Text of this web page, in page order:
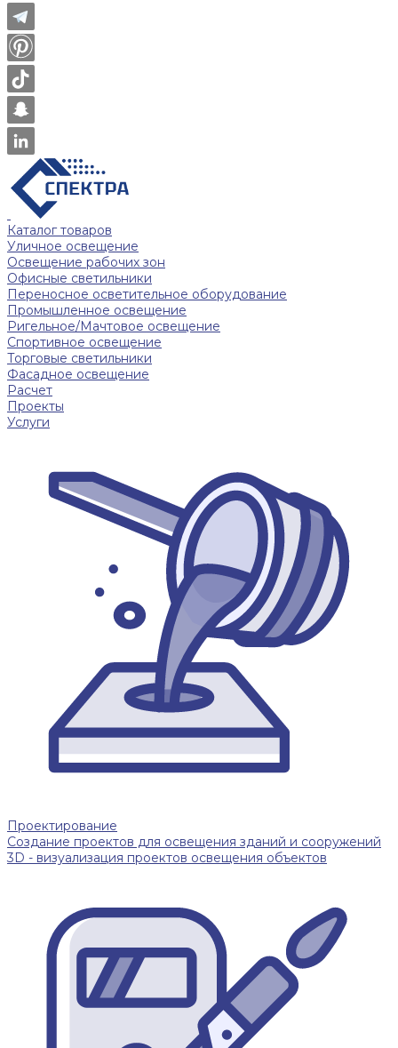
Каталог товаров
Уличное освещение
Освещение рабочих зон
Офисные светильники
Переносное осветительное оборудование
Промышленное освещение
Ригельное/Мачтовое освещение
Спортивное освещение
Торговые светильники
Фасадное освещение
Расчет
Проекты
Услуги
Проектирование
Создание проектов для освещения зданий и сооружений
3D - визуализация проектов освещения объектов